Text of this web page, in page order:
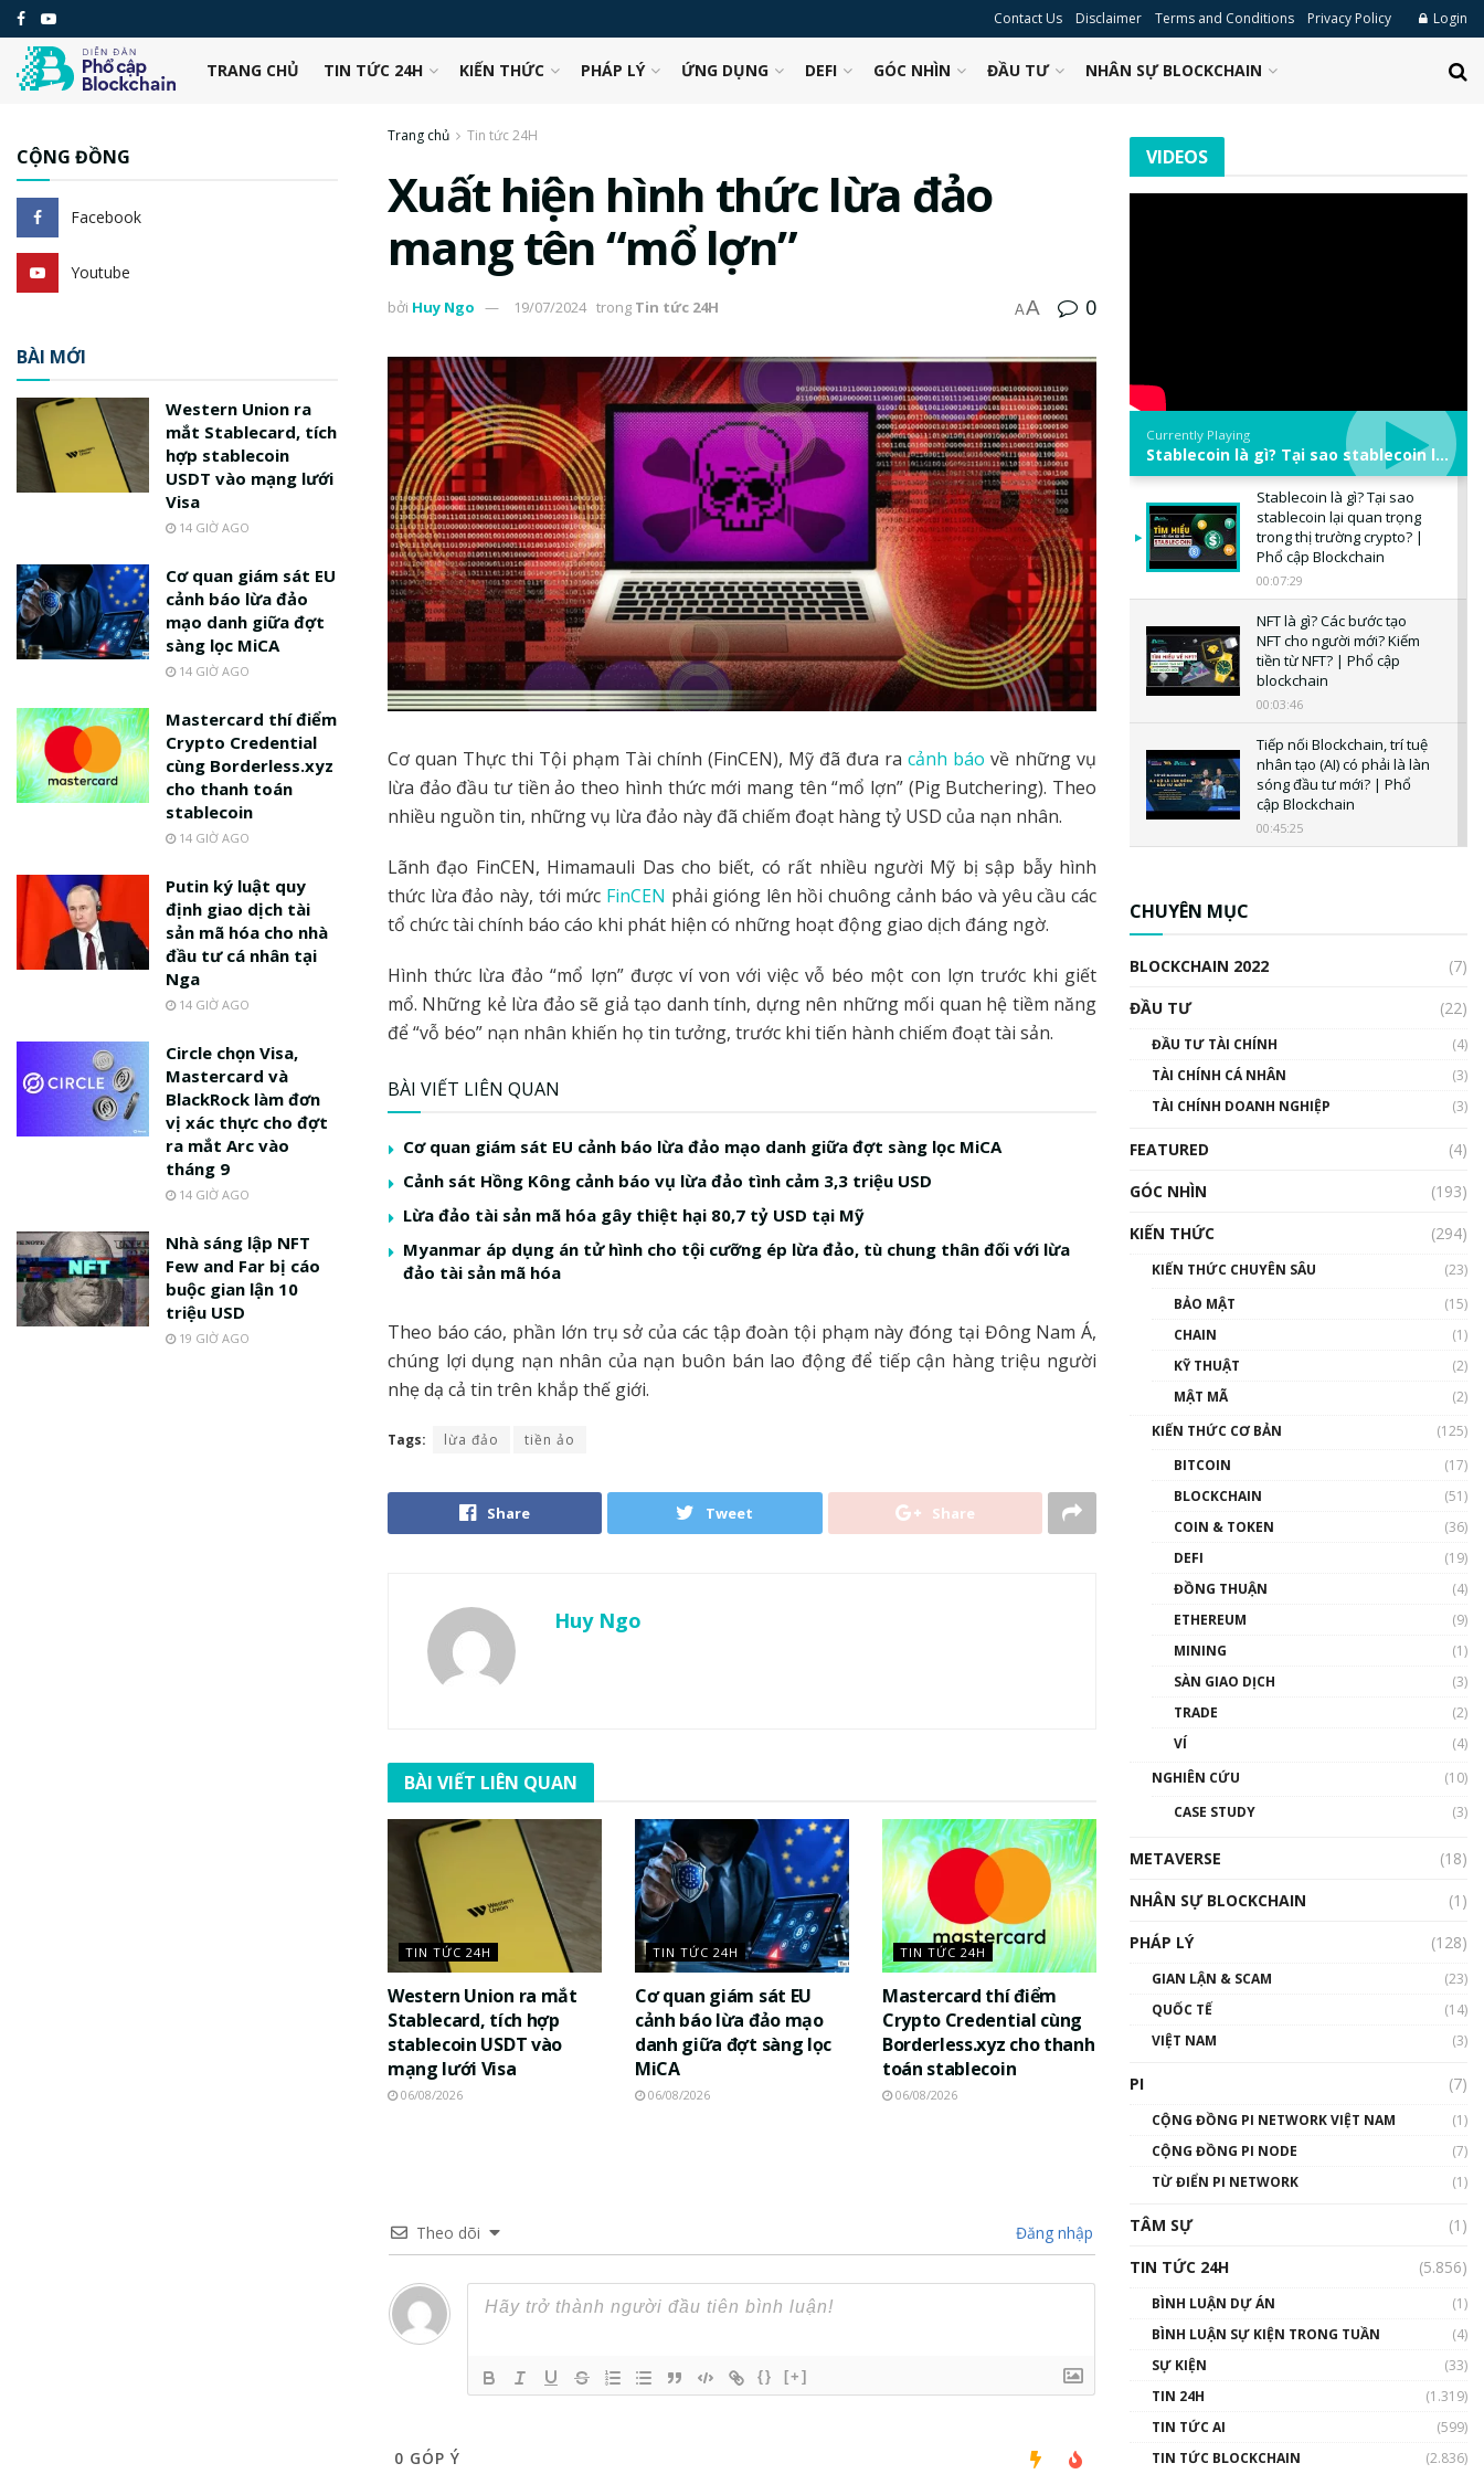
Contact Us Disclaimer Terms and Conditions Privacy Policy Login
TRANG CHỦ TIN TỨC 24H KIẾN THỨC PHÁP LÝ ỨNG DỤNG DEFI GÓC NHÌN ĐẦU TƯ NHÂN SỰ BLOCKCHAIN
Trang chủ Tin tức 24H
Xuất hiện hình thức lừa đảo
mang tên “mổ lợn”
bởi Huy Ngo 19/07/2024 trong Tin tức 24H AA 0
Cơ quan Thực thi Tội phạm Tài chính (FinCEN), Mỹ đã đưa ra cảnh báo về những vụ
lừa đảo đầu tư tiền ảo theo hình thức mới mang tên “mổ lợn” (Pig Butchering). Theo
nhiều nguồn tin, những vụ lừa đảo này đã chiếm đoạt hàng tỷ USD của nạn nhân.
Lãnh đạo FinCEN, Himamauli Das cho biết, có rất nhiều người Mỹ bị sập bẫy hình
thức lừa đảo này, tới mức FinCEN phải gióng lên hồi chuông cảnh báo và yêu cầu các
tổ chức tài chính báo cáo khi phát hiện có những hoạt động giao dịch đáng ngờ.
Hình thức lừa đảo “mổ lợn” được ví von với việc vỗ béo một con lợn trước khi giết
mổ. Những kẻ lừa đảo sẽ giả tạo danh tính, dựng nên những mối quan hệ tiềm năng
để “vỗ béo” nạn nhân khiến họ tin tưởng, trước khi tiến hành chiếm đoạt tài sản.
BÀI VIẾT LIÊN QUAN
Cơ quan giám sát EU cảnh báo lừa đảo mạo danh giữa đợt sàng lọc MiCA
Cảnh sát Hồng Kông cảnh báo vụ lừa đảo tình cảm 3,3 triệu USD
Lừa đảo tài sản mã hóa gây thiệt hại 80,7 tỷ USD tại Mỹ
Myanmar áp dụng án tử hình cho tội cưỡng ép lừa đảo, tù chung thân đối với lừa
đảo tài sản mã hóa
Theo báo cáo, phần lớn trụ sở của các tập đoàn tội phạm này đóng tại Đông Nam Á,
chúng lợi dụng nạn nhân của nạn buôn bán lao động để tiếp cận hàng triệu người
nhẹ dạ cả tin trên khắp thế giới.
Tags: lừa đảo tiền ảo
Share Tweet Share
Huy Ngo
BÀI VIẾT LIÊN QUAN
TIN TỨC 24H
Western Union ra mắt
Stablecard, tích hợp
stablecoin USDT vào
mạng lưới Visa
06/08/2026
TIN TỨC 24H
Cơ quan giám sát EU
cảnh báo lừa đảo mạo
danh giữa đợt sàng lọc
MiCA
06/08/2026
TIN TỨC 24H
Mastercard thí điểm
Crypto Credential cùng
Borderless.xyz cho thanh
toán stablecoin
06/08/2026
Theo dõi Đăng nhập
{} [+]
0 GÓP Ý
CỘNG ĐỒNG
Facebook
Youtube
BÀI MỚI
Western Union ra
mắt Stablecard, tích
hợp stablecoin
USDT vào mạng lưới
Visa
14 GIỜ AGO
Cơ quan giám sát EU
cảnh báo lừa đảo
mạo danh giữa đợt
sàng lọc MiCA
14 GIỜ AGO
Mastercard thí điểm
Crypto Credential
cùng Borderless.xyz
cho thanh toán
stablecoin
14 GIỜ AGO
Putin ký luật quy
định giao dịch tài
sản mã hóa cho nhà
đầu tư cá nhân tại
Nga
14 GIỜ AGO
Circle chọn Visa,
Mastercard và
BlackRock làm đơn
vị xác thực cho đợt
ra mắt Arc vào
tháng 9
14 GIỜ AGO
Nhà sáng lập NFT
Few and Far bị cáo
buộc gian lận 10
triệu USD
19 GIỜ AGO
VIDEOS
Currently Playing
Stablecoin là gì? Tại sao stablecoin lại quan trọng trong thị trường crypto? | Phổ cập Blockchain
Stablecoin là gì? Tại sao
stablecoin lại quan trọng
trong thị trường crypto? |
Phổ cập Blockchain
00:07:29
NFT là gì? Các bước tạo
NFT cho người mới? Kiếm
tiền từ NFT? | Phổ cập
blockchain
00:03:46
Tiếp nối Blockchain, trí tuệ
nhân tạo (AI) có phải là làn
sóng đầu tư mới? | Phổ
cập Blockchain
00:45:25
uptrend trong năm 2023? |
Phổ cập Blockchain
00:02:14
Nhìn lại năm 2022: Những
nhân vật ảnh hưởng nhất
hệ sinh thái tiền mã hoá |
Blockchain
Nhân sự tương lại ngành
Blockchain Việt Nam | Phổ
cập Blockchain
Blockchain đang được ứng
01:34:46
01:32:59
Talkshow17: Mùa đông
Crypto – Chiếc khăn gió ấm
01:49:30
Talkshow 14: MemeCoin –
CHUYÊN MỤC
BLOCKCHAIN 2022
(7)
ĐẦU TƯ
(22)
ĐẦU TƯ TÀI CHÍNH
(4)
TÀI CHÍNH CÁ NHÂN
(3)
TÀI CHÍNH DOANH NGHIỆP
(3)
FEATURED
(4)
GÓC NHÌN
(193)
KIẾN THỨC
(294)
KIẾN THỨC CHUYÊN SÂU
(23)
BẢO MẬT
(15)
CHAIN
(1)
KỸ THUẬT
(2)
MẬT MÃ
(2)
KIẾN THỨC CƠ BẢN
(125)
BITCOIN
(17)
BLOCKCHAIN
(51)
COIN & TOKEN
(36)
DEFI
(19)
ĐỒNG THUẬN
(4)
ETHEREUM
(9)
MINING
(1)
SÀN GIAO DỊCH
(3)
TRADE
(2)
VÍ
(4)
NGHIÊN CỨU
(10)
CASE STUDY
(3)
METAVERSE
(18)
NHÂN SỰ BLOCKCHAIN
(1)
PHÁP LÝ
(128)
GIAN LẬN & SCAM
(23)
QUỐC TẾ
(14)
VIỆT NAM
(3)
PI (7)
CỘNG ĐỒNG PI NETWORK VIỆT NAM
(1)
CỘNG ĐỒNG PI NODE
(7)
TỪ ĐIỂN PI NETWORK
(1)
TÂM SỰ
(1)
TIN TỨC 24H
(5.856)
BÌNH LUẬN DỰ ÁN
(1)
BÌNH LUẬN SỰ KIỆN TRONG TUẦN
(4)
SỰ KIỆN
(33)
TIN 24H
(1.319)
TIN TỨC AI
(599)
TIN TỨC BLOCKCHAIN
(2.836)